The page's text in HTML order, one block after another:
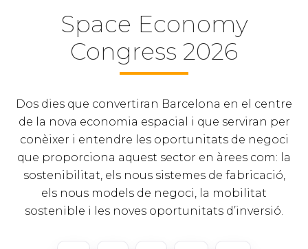
Space Economy
Congress 2026
Dos dies que convertiran Barcelona en el centre
de la nova economia espacial i que serviran per
conèixer i entendre les oportunitats de negoci
que proporciona aquest sector en àrees com: la
sostenibilitat, els nous sistemes de fabricació,
els nous models de negoci, la mobilitat
sostenible i les noves oportunitats d’inversió.